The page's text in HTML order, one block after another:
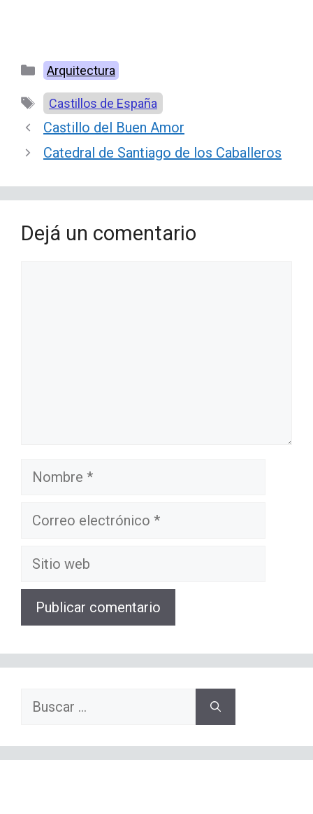
Categorías
Arquitectura
Etiquetas
Castillos de España
Castillo del Buen Amor
Catedral de Santiago de los Caballeros
Dejá un comentario
Nombre
Correo
Sitio
Buscar: